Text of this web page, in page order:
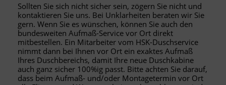
Sollten Sie sich nicht sicher sein, zögern Sie nicht und
kontaktieren Sie uns. Bei Unklarheiten beraten wir Sie
gern. Wenn Sie es wünschen, können Sie auch den
bundesweiten Aufmaß-Service vor Ort direkt
mitbestellen. Ein Mitarbeiter vom HSK-Duschservice
nimmt dann bei Ihnen vor Ort ein exaktes Aufmaß
Ihres Duschbereichs, damit Ihre neue Duschkabine
auch ganz sicher 100%ig passt. Bitte achten Sie darauf,
dass beim Aufmaß- und/oder Montagetermin vor Ort